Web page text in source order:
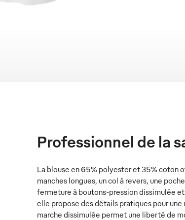
Professionnel de la
La blouse en 65% polyester et 35%
manches longues, un col à revers, une
fermeture à boutons-pression dissimulée
elle propose des détails pratiques pour
marche dissimulée permet une liberté de